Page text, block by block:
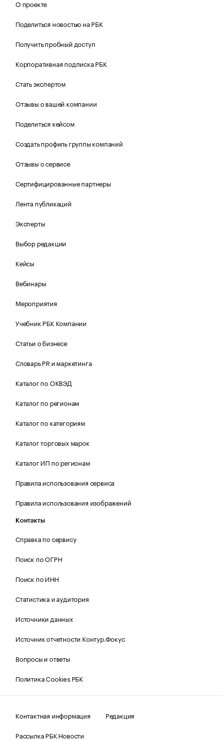
О проекте
Поделиться новостью на РБК
Получить пробный доступ
Корпоративная подписка РБК
Стать экспертом
Отзывы о вашей компании
Поделиться кейсом
Создать профиль группы компаний
Отзывы о сервисе
Сертифицированные партнеры
Лента публикаций
Эксперты
Выбор редакции
Кейсы
Вебинары
Мероприятия
Учебник РБК Компании
Статьи о бизнесе
Словарь PR и маркетинга
Каталог по ОКВЭД
Каталог по регионам
Каталог по категориям
Каталог торговых марок
Каталог ИП по регионам
Правила использования сервиса
Правила использования изображений
Контакты
Справка по сервису
Поиск по ОГРН
Поиск по ИНН
Статистика и аудитория
Источники данных
Источник отчетности Контур.Фокус
Вопросы и ответы
Политика Cookies РБК
Контактная информация
Редакция
Рассылка РБК Новости